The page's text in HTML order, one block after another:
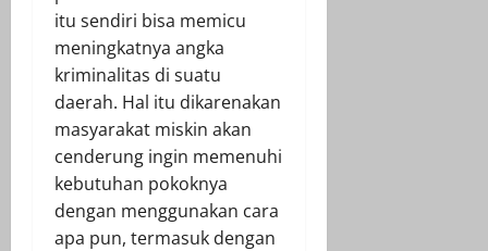
itu sendiri bisa memicu
meningkatnya angka
kriminalitas di suatu
daerah. Hal itu dikarenakan
masyarakat miskin akan
cenderung ingin memenuhi
kebutuhan pokoknya
dengan menggunakan cara
apa pun, termasuk dengan